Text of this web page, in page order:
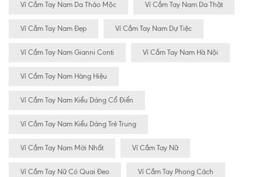
Ví Cầm Tay Nam Da Thảo Mộc Ví Cầm Tay Nam Da Thật
Ví Cầm Tay Nam Đẹp Ví Cầm Tay Nam Dự Tiệc
Ví Cầm Tay Nam Gianni Conti Ví Cầm Tay Nam Hà Nội
Ví Cầm Tay Nam Hàng Hiệu
Ví Cầm Tay Nam Kiểu Dáng Cổ Điển
Ví Cầm Tay Nam Kiểu Dáng Trẻ Trung
Ví Cầm Tay Nam Mới Nhất Ví Cầm Tay Nữ
Ví Cầm Tay Nữ Có Quai Đeo Ví Cầm Tay Phong Cách